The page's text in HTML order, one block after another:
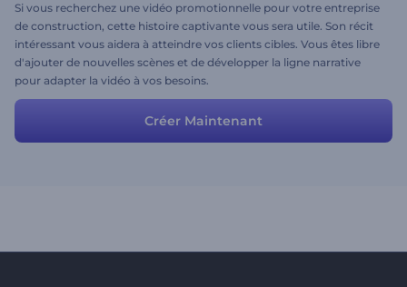
Si vous recherchez une vidéo promotionnelle pour votre entreprise
de construction, cette histoire captivante vous sera utile. Son récit
intéressant vous aidera à atteindre vos clients cibles. Vous êtes libre
d'ajouter de nouvelles scènes et de développer la ligne narrative
pour adapter la vidéo à vos besoins.
Créer Maintenant